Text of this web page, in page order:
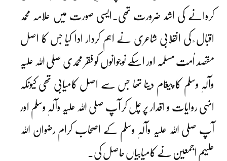
کروانے کی اشد ضرورت تھی۔ایسی صورت میں علامہ محمد
اقبال ؒ کی انقلابی شاعری نے اہم کردار ادا کیا جس کا اصل
مقصد اُمت مسلمہ اور اسکے نوجوانوں کو فقر محمدی صلی اللہ علیہ
وآلہٖ وسلم کا پیغام دینا تھا جس سے اصل کامیابی تھی کیونکہ
انہی روایات و اقدار پر چل کر آپ صلی اللہ علیہ وآلہٖ وسلم اور
آپ صلی اللہ علیہ وآلہٖ وسلم کے اصحاب کرام رضوان اللہ
علیہم اجمعین نے کامیابیاں حاصل کی۔